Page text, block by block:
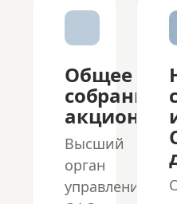
Общее
собрание
Высший
орган
управления